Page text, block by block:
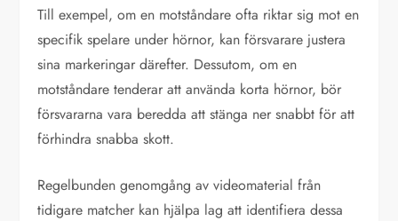
Till exempel, om en motståndare ofta riktar sig mot en
specifik spelare under hörnor, kan försvarare justera
sina markeringar därefter. Dessutom, om en
motståndare tenderar att använda korta hörnor, bör
försvararna vara beredda att stänga ner snabbt för att
förhindra snabba skott.
Regelbunden genomgång av videomaterial från
tidigare matcher kan hjälpa lag att identifiera dessa